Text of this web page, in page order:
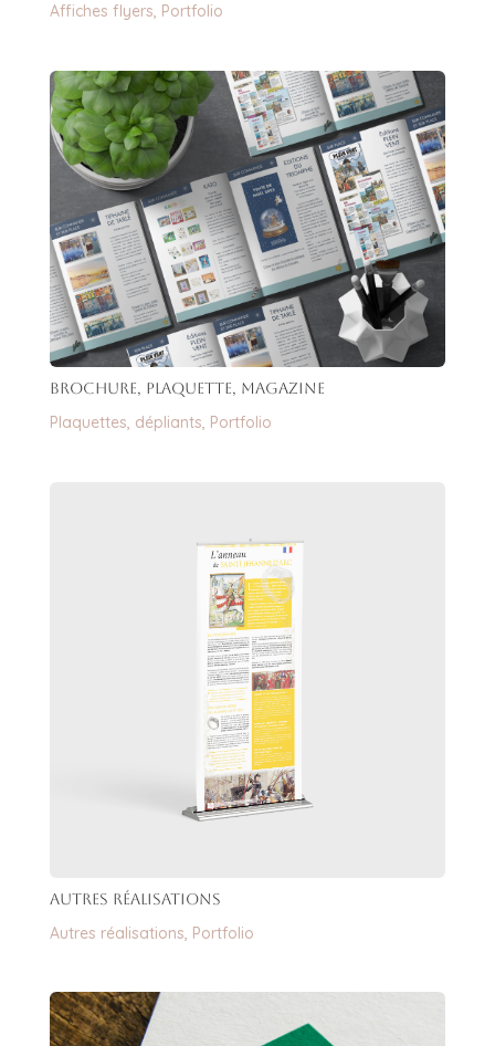
Affiches flyers, Portfolio
Brochure, plaquette, magazine
Plaquettes, dépliants, Portfolio
Autres réalisations
Autres réalisations, Portfolio